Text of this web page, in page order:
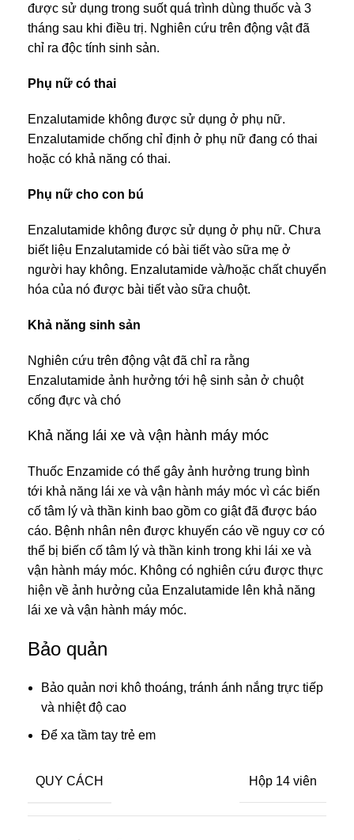
được sử dụng trong suốt quá trình dùng thuốc và 3
tháng sau khi điều trị. Nghiên cứu trên động vật đã
chỉ ra độc tính sinh sản.
Phụ nữ có thai
Enzalutamide không được sử dụng ở phụ nữ.
Enzalutamide chống chỉ định ở phụ nữ đang có thai
hoặc có khả năng có thai.
Phụ nữ cho con bú
Enzalutamide không được sử dụng ở phụ nữ. Chưa
biết liệu Enzalutamide có bài tiết vào sữa mẹ ở
người hay không. Enzalutamide và/hoặc chất chuyển
hóa của nó được bài tiết vào sữa chuột.
Khả năng sinh sản
Nghiên cứu trên động vật đã chỉ ra rằng
Enzalutamide ảnh hưởng tới hệ sinh sản ở chuột
cống đực và chó
Khả năng lái xe và vận hành máy móc
Thuốc Enzamide có thể gây ảnh hưởng trung bình
tới khả năng lái xe và vận hành máy móc vì các biến
cố tâm lý và thần kinh bao gồm co giật đã được báo
cáo. Bệnh nhân nên được khuyến cáo về nguy cơ có
thể bị biến cố tâm lý và thần kinh trong khi lái xe và
vận hành máy móc. Không có nghiên cứu được thực
hiện về ảnh hưởng của Enzalutamide lên khả năng
lái xe và vận hành máy móc.
Bảo quản
Bảo quản nơi khô thoáng, tránh ánh nắng trực tiếp
và nhiệt độ cao
Để xa tầm tay trẻ em
QUY CÁCH Hộp 14 viên